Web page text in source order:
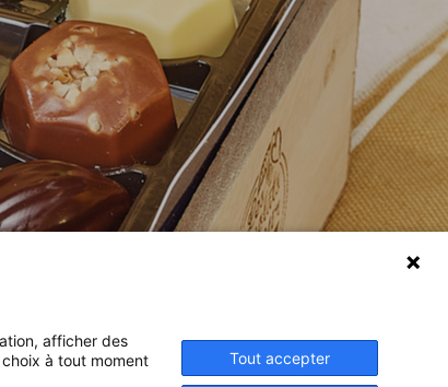
afficher des
à tout moment
Tout accepter